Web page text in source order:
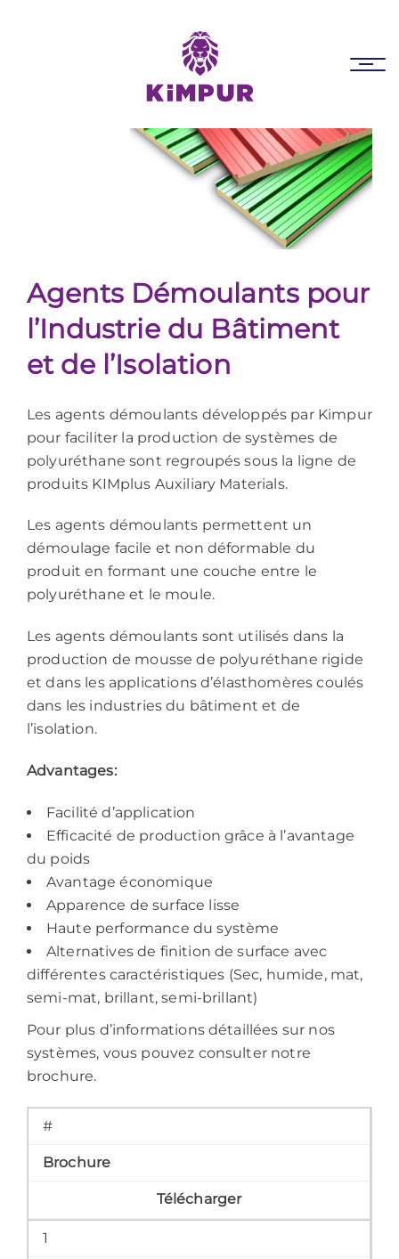
Agents Démoulants pour
l’Industrie du Bâtiment
et de l’Isolation
Les agents démoulants développés par Kimpur
pour faciliter la production de systèmes de
polyuréthane sont regroupés sous la ligne de
produits KIMplus Auxiliary Materials.
Les agents démoulants permettent un
démoulage facile et non déformable du
produit en formant une couche entre le
polyuréthane et le moule.
Les agents démoulants sont utilisés dans la
production de mousse de polyuréthane rigide
et dans les applications d’élasthomères coulés
dans les industries du bâtiment et de
l’isolation.
Advantages:
Facilité d’application
Efficacité de production grâce à l’avantage
du poids
Avantage économique
Apparence de surface lisse
Haute performance du système
Alternatives de finition de surface avec
différentes caractéristiques (Sec, humide, mat,
semi-mat, brillant, semi-brillant)
Pour plus d’informations détaillées sur nos
systèmes, vous pouvez consulter notre
brochure.
#
Brochure
Télécharger
1